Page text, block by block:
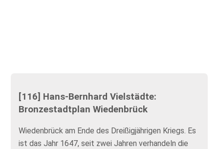
[116] Hans-Bernhard Vielstädte:
Bronzestadtplan Wiedenbrück
Wiedenbrück am Ende des Dreißigjährigen Kriegs. Es
ist das Jahr 1647, seit zwei Jahren verhandeln die